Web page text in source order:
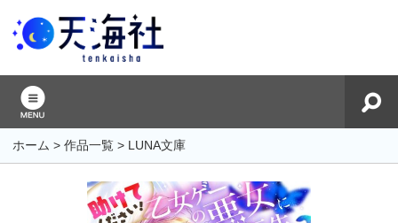
ホーム >作品一覧 > LUNA文庫